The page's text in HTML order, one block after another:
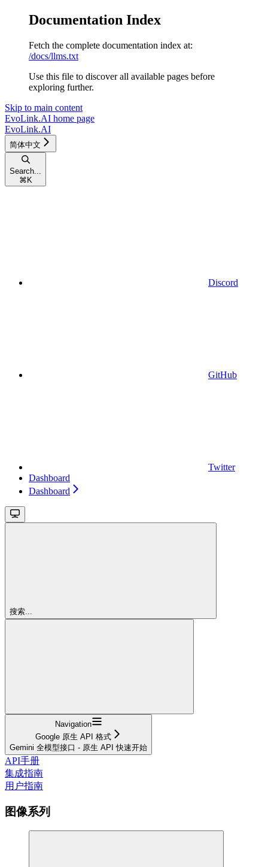
Documentation Index
Fetch the complete documentation index at:
/docs/llms.txt
Use this file to discover all available pages before
exploring further.
Skip to main content
EvoLink.AI home page
EvoLink.AI
简体中文
Search...
⌘ K
Discord
GitHub
Twitter
Dashboard
Dashboard
搜索...
Navigation
Google 原生 API 格式
Gemini 全模型接口 - 原生 API 快速开始
API手册
集成指南
用户指南
图像系列